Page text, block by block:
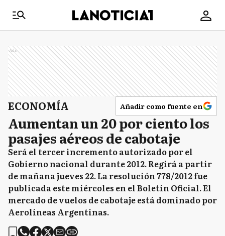
Ads
ECONOMÍA Añadir como fuente en
Aumentan un 20 por ciento los
pasajes aéreos de cabotaje
Será el tercer incremento autorizado por el
Gobierno nacional durante 2012. Regirá a partir
de mañana jueves 22. La resolución 778/2012 fue
publicada este miércoles en el Boletín Oficial. El
mercado de vuelos de cabotaje está dominado por
Aerolíneas Argentinas.